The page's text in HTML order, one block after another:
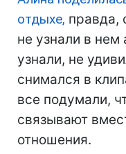
отдыхе, правда,
не узнали в нем
узнали, не
снимался в
все подумали,
связывают
отношения.